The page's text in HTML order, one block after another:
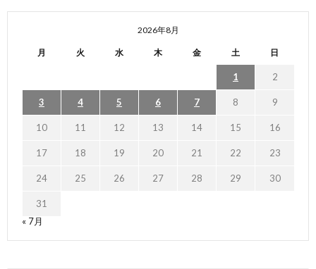
2026年8月
月 火 水 木 金 土 日
1 2
3 4 5 6 7 8 9
10 11 12 13 14 15 16
17 18 19 20 21 22 23
24 25 26 27 28 29 30
31
« 7月